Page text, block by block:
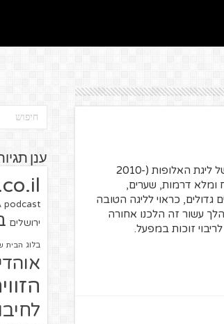
העשור האחרון של ליגת האלופות (2010-
ומלא דרמות, שערים,
גדולים, כראוי לליגה הטובה
עשור זה הלכנו אחורה
זוכות במפעל.
ענן
podcast
ירושלים
בלוג הבית